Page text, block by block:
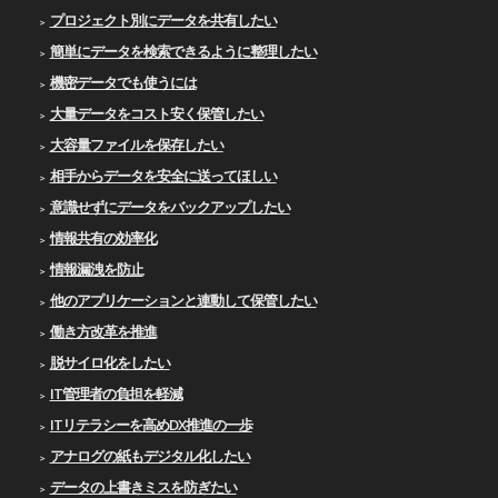
プロジェクト別にデータを共有したい
簡単にデータを検索できるように整理したい
機密データでも使うには
大量データをコスト安く保管したい
大容量ファイルを保存したい
相手からデータを安全に送ってほしい
意識せずにデータをバックアップしたい
情報共有の効率化
情報漏洩を防止
他のアプリケーションと連動して保管したい
働き方改革を推進
脱サイロ化をしたい
IT管理者の負担を軽減
ITリテラシーを高めDX推進の一歩
アナログの紙もデジタル化したい
データの上書きミスを防ぎたい